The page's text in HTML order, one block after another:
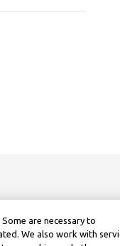
are necessary to
We also work with